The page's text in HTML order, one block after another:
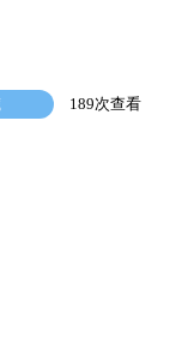
189次查看